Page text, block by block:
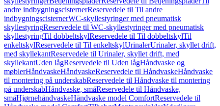
andre indbygningscisternerReservedele til Til andre
indbygningscisternerWC-skyllestyringer med pneumatisk
skyllestyringReservedele til WC-skyllestyringer med pneumatisk
skyllestyringTil dobbeltskylReservedele til Til dobbeltskylTil
enkeltskylReservedele til Til enkeltskylUrinalerUrinaler, skyllet drift,
med skyllekantReservedele til Urinaler, skyllet drift, med
skyllekantUden lågReservedele til Uden lågHåndvaske og
møblerHåndvaskeHåndvaskeReservedele til HåndvaskeHåndvaske
til montering på underskabReservedele til Håndvaske til montering
på underskabHåndvaske, småReservedele til Håndvaske,
småHjørnehåndvaskeHåndvaske model ComfortReservedele til